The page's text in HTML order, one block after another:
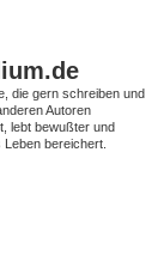
die gern schreiben und
Autoren
lebt bewußter und
bereichert.